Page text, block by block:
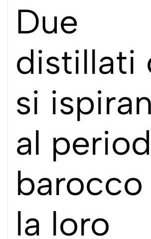
Due
distillati
si
al
la loro